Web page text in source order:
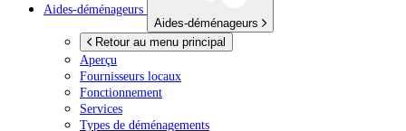
Aides-déménageurs
Aides-déménageurs
Retour au menu principal
Aperçu
Fournisseurs locaux
Fonctionnement
Services
Types de déménagements